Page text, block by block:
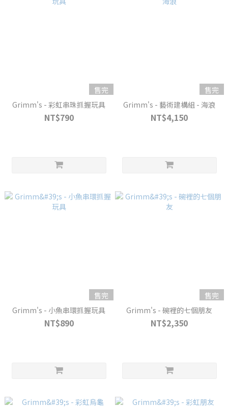
售完
Grimm's - 彩虹串珠抓握玩具
NT$790
售完
Grimm's - 藝術建構組 - 海浪
NT$4,150
售完
Grimm's - 小魚串環抓握玩具
NT$890
售完
Grimm's - 碗裡的七個朋友
NT$2,350